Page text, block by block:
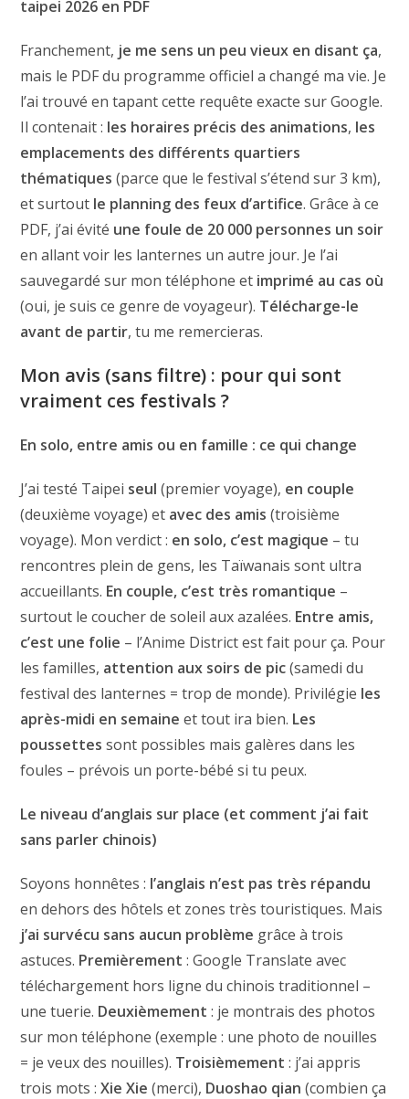
taipei 2026 en PDF
Franchement, je me sens un peu vieux en disant ça,
mais le PDF du programme officiel a changé ma vie. Je
l’ai trouvé en tapant cette requête exacte sur Google.
Il contenait : les horaires précis des animations, les
emplacements des différents quartiers
thématiques (parce que le festival s’étend sur 3 km),
et surtout le planning des feux d’artifice. Grâce à ce
PDF, j’ai évité une foule de 20 000 personnes un soir
en allant voir les lanternes un autre jour. Je l’ai
sauvegardé sur mon téléphone et imprimé au cas où
(oui, je suis ce genre de voyageur). Télécharge-le
avant de partir, tu me remercieras.
Mon avis (sans filtre) : pour qui sont
vraiment ces festivals ?
En solo, entre amis ou en famille : ce qui change
J’ai testé Taipei seul (premier voyage), en couple
(deuxième voyage) et avec des amis (troisième
voyage). Mon verdict : en solo, c’est magique – tu
rencontres plein de gens, les Taïwanais sont ultra
accueillants. En couple, c’est très romantique –
surtout le coucher de soleil aux azalées. Entre amis,
c’est une folie – l’Anime District est fait pour ça. Pour
les familles, attention aux soirs de pic(samedi du
festival des lanternes = trop de monde). Privilégie les
après-midi en semaine et tout ira bien. Les
poussettes sont possibles mais galères dans les
foules – prévois un porte-bébé si tu peux.
Le niveau d’anglais sur place (et comment j’ai fait
sans parler chinois)
Soyons honnêtes : l’anglais n’est pas très répandu
en dehors des hôtels et zones très touristiques. Mais
j’ai survécu sans aucun problème grâce à trois
astuces. Premièrement : Google Translate avec
téléchargement hors ligne du chinois traditionnel –
une tuerie. Deuxièmement : je montrais des photos
sur mon téléphone (exemple : une photo de nouilles
= je veux des nouilles). Troisièmement : j’ai appris
trois mots :Xie Xie (merci), Duoshao qian (combien ça